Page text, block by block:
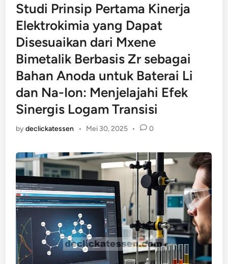
Studi Prinsip Pertama Kinerja
Elektrokimia yang Dapat
Disesuaikan dari Mxene
Bimetalik Berbasis Zr sebagai
Bahan Anoda untuk Baterai Li
dan Na-Ion: Menjelajahi Efek
Sinergis Logam Transisi
bydeclickatessen • Mei 30, 2025 • 0